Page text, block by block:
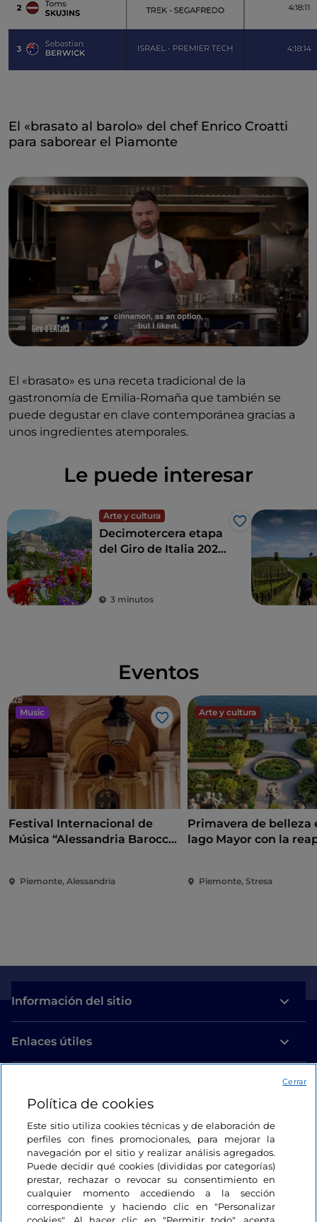
El «brasato al barolo» del chef Enrico Croatti
para saborear el Piamonte
El «brasato» es una receta tradicional de la
gastronomía de Emilia-Romaña que también se
puede degustar en clave contemporánea gracias a
unos ingredientes atemporales.
Le puede interesar
Arte y cultura
Me gusta
Decimotercera etapa
del Giro de Italia 2023:
Montana
3 minutos
Eventos
Music
Me gusta
Festival Internacional de
Música “Alessandria Barocca
Piemonte, Alessandria
Arte y cultura
Primavera de belleza
lago Mayor con la
Piemonte, Stresa
Información del sitio
Enlaces útiles
Estamos en contacto
Política de cookies
Este sitio utiliza cookies técnicas y de elaboración de
perfiles con fines promocionales, para mejorar la
navegación por el sitio y realizar análisis agregados.
Puede decidir qué cookies (divididas por categorías)
prestar, rechazar o revocar su consentimiento en
cualquier momento accediendo a la sección
correspondiente y haciendo clic en "Personalizar
Cerrar